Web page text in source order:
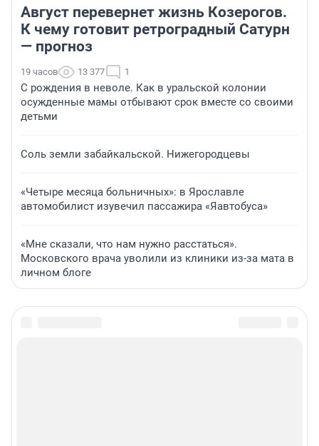
Август перевернет жизнь Козерогов.
К чему готовит ретроградный Сатурн
— прогноз
19 часов 13 377 1
С рождения в неволе. Как в уральской колонии
осужденные мамы отбывают срок вместе со своими
детьми
Соль земли забайкальской. Нижегородцевы
«Четыре месяца больничных»: в Ярославле
автомобилист изувечил пассажира «Яавтобуса»
«Мне сказали, что нам нужно расстаться».
Московского врача уволили из клиники из-за мата в
личном блоге